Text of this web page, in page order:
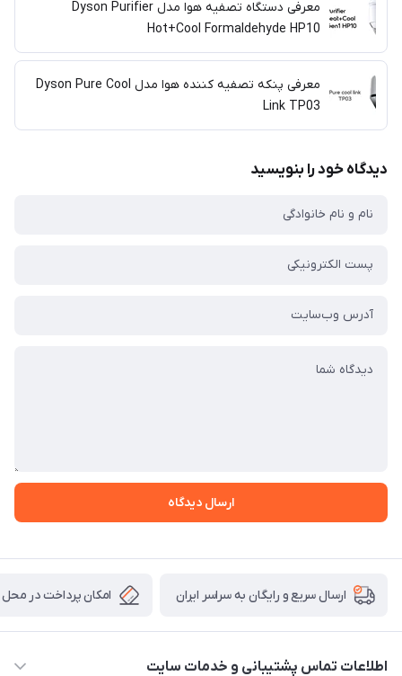
معرفی دستگاه تصفیه هوا مدل Dyson Purifier
Hot+Cool Formaldehyde HP10
معرفی پنکه تصفیه کننده هوا مدل Dyson Pure Cool
Link TP03
دیدگاه خود را بنویسید
ارسال دیدگاه
ارسال سریع و رایگان به سراسر ایران امکان پرداخت در محل
اطلاعات تماس پشتیبانی و خدمات سایت